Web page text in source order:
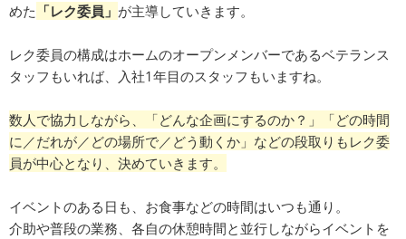
めた 「レク委員」 が主導していきます。
レク委員の構成はホームのオープンメンバーであるベテランス
タッフもいれば、入社1年目のスタッフもいますね。
数人で協力しながら、「どんな企画にするのか？」「どの時間
に／だれが／どの場所で／どう動くか」などの段取りも レク委
員が中心となり、決めていきます。
イベントのある日も、お食事などの時間はいつも通り。
介助や普段の業務、各自の休憩時間と並行しながらイベントを